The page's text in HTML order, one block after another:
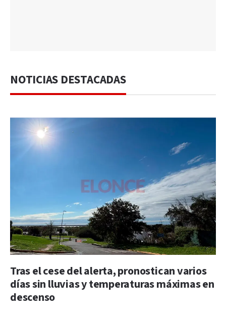
NOTICIAS DESTACADAS
Tras el cese del alerta, pronostican varios
días sin lluvias y temperaturas máximas en
descenso